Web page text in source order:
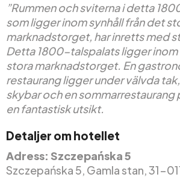
”Rummen och sviterna i detta
som ligger inom synhåll från det
marknadstorget, har inretts med
Detta 1800-talspalats ligger inom
stora marknadstorget. En
restaurang ligger under välvda
skybar och en sommarrestaurang
en fantastisk utsikt.
Detaljer om hotellet
Adress: Szczepańska 5
Szczepańska 5, Gamla stan, 31-